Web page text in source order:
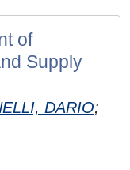
of
Supply
DARIO;